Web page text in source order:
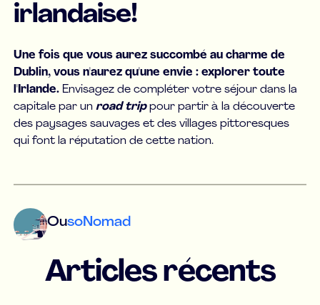
irlandaise!
Une fois que vous aurez succombé au charme de
Dublin, vous n'aurez qu'une envie : explorer toute
l'Irlande. Envisagez de compléter votre séjour dans la
capitale par unroad trip pour partir à la découverte
des paysages sauvages et des villages pittoresques
qui font la réputation de cette nation.
OusoNomad
Articles récents